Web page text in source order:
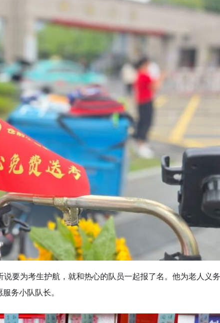
说要为考生护航，就和热心的队员一起报了名。他为老人义务
务小队队长。